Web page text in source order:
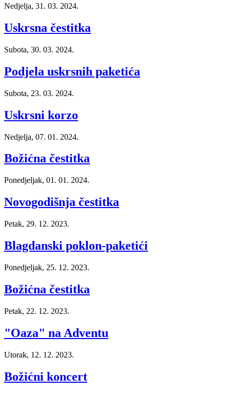
Nedjelja, 31. 03. 2024.
Uskrsna čestitka
Subota, 30. 03. 2024.
Podjela uskrsnih paketića
Subota, 23. 03. 2024.
Uskrsni korzo
Nedjelja, 07. 01. 2024.
Božićna čestitka
Ponedjeljak, 01. 01. 2024.
Novogodišnja čestitka
Petak, 29. 12. 2023.
Blagdanski poklon-paketići
Ponedjeljak, 25. 12. 2023.
Božićna čestitka
Petak, 22. 12. 2023.
"Oaza" na Adventu
Utorak, 12. 12. 2023.
Božićni koncert